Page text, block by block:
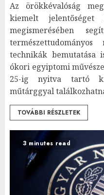
Az örökkévalóság
kiemelt
megismerésében
technikák bemutatása
ókori egyiptomi
25-ig nyitva tartó
műtárggyal
TOVÁBBI RÉSZLETEK
3 minutes read